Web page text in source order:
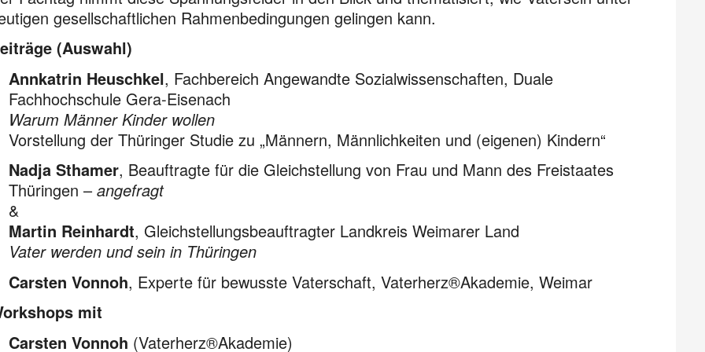
gesellschaftlichen Rahmenbedingungen gelingen kann.
(Auswahl)
Annkatrin Heuschkel, Fachbereich Angewandte Sozialwissenschaften, Duale
Fachhochschule Gera-Eisenach
Warum Männer Kinder wollen
Vorstellung der Thüringer Studie zu „Männern, Männlichkeiten und (eigenen) Kindern“
Nadja Sthamer, Beauftragte für die Gleichstellung von Frau und Mann des Freistaates
Thüringen – angefragt
&
Martin Reinhardt, Gleichstellungsbeauftragter Landkreis Weimarer Land
Vater werden und sein in Thüringen
Carsten Vonnoh, Experte für bewusste Vaterschaft, Vaterherz®Akademie, Weimar
mit
Carsten Vonnoh (Vaterherz®Akademie)